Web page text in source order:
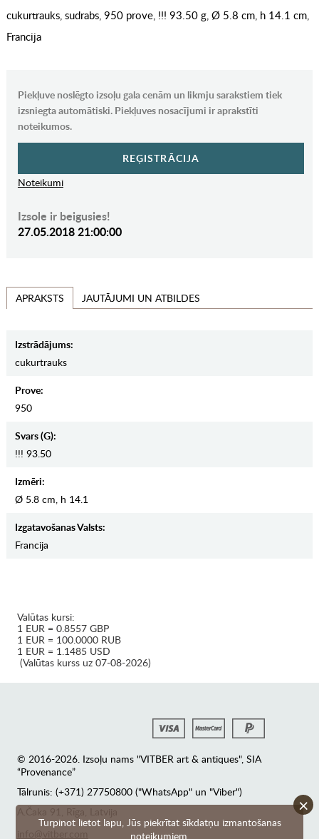
cukurtrauks, sudrabs, 950 prove, !!! 93.50 g, Ø 5.8 cm, h 14.1 cm,
Francija
Piekļuve noslēgto izsoļu gala cenām un likmju sarakstiem tiek
izsniegta automātiski. Piekļuves nosacījumi ir aprakstīti
noteikumos.
REĢISTRĀCIJA
Noteikumi
Izsole ir beigusies!
27.05.2018 21:00:00
APRAKSTS JAUTĀJUMI UN ATBILDES
Izstrādājums:
cukurtrauks
Prove:
950
Svars (g):
!!! 93.50
Izmēri:
Ø 5.8 cm, h 14.1
Izgatavošanas Valsts:
Francija
Turpinot lietot lapu, Jūs piekrītat sīkdatņu izmantošanas
noteikumiem.
×
Valūtas kursi:
1 EUR = 0.8557 GBP
1 EUR = 100.0000 RUB
1 EUR = 1.1485 USD
(Valūtas kurss uz 07-08-2026)
© 2016-2026. Izsoļu nams "VITBER art & antiques", SIA
“Provenance”
Tālrunis: (+371) 27750800 ("WhatsApp" un "Viber")